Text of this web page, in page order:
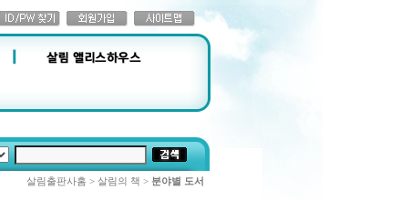
살림출판사홈 > 살림의 책 > 분야별 도서